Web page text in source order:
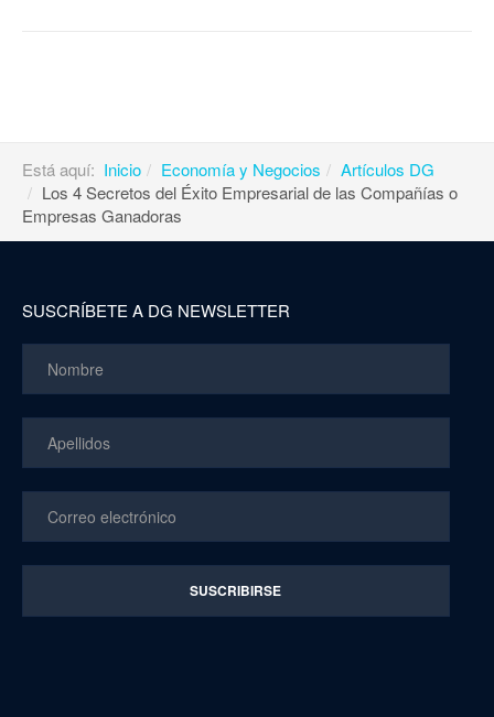
Está aquí: Inicio Economía y Negocios
Artículos DG
Los 4 Secretos del Éxito Empresarial de las Compañías o
Empresas Ganadoras
SUSCRÍBETE A DG NEWSLETTER